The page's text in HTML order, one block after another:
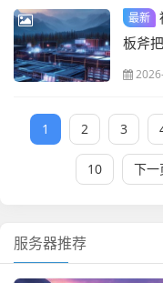
最新
板斧
1 2 3
10 下一
服务器推荐